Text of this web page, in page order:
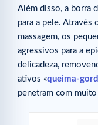
Além disso, a borra
para a pele. Através
massagem, os
agressivos para a
delicadeza,
ativos «queima-
penetram com